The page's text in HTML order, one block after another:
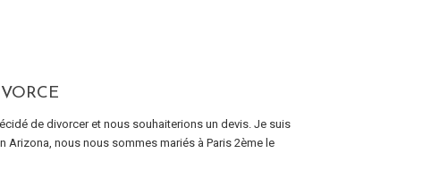
de divorcer et nous souhaiterions un devis. Je suis
Arizona, nous nous sommes mariés à Paris 2ème le